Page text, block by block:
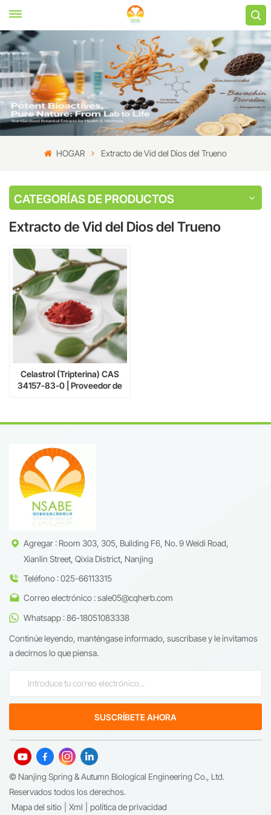
HOGAR Extracto de Vid del Dios del Trueno
CATEGORÍAS DE PRODUCTOS
Extracto de Vid del Dios del Trueno
Celastrol (Tripterina) CAS
34157-83-0 | Proveedor de
Agregar : Room 303, 305, Building F6, No. 9 Weidi Road,
Xianlin Street, Qixia District, Nanjing
Teléfono : 025-66113315
Correo electrónico : sale05@cqherb.com
Whatsapp : 86-18051083338
Continúe leyendo, manténgase informado, suscríbase y le invitamos
a decirnos lo que piensa.
© Nanjing Spring & Autumn Biological Engineering Co., Ltd.
Reservados todos los derechos.
Mapa del sitio
Xml política de privacidad